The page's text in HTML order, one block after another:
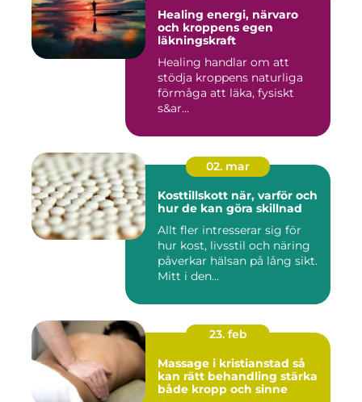
Healing energi, närvaro
och kroppens egen
läkningskraft
Healing handlar om att
stödja kroppens naturliga
förmåga att läka, fysiskt
s&ar...
02. mar
Kosttillskott när, varför och
hur de kan göra skillnad
Allt fler intresserar sig för
hur kost, livsstil och näring
påverkar hälsan på lång sikt.
Mitt i den...
23. feb
Massage i kristianstad så
kan rätt behandling stärka
både kropp och sinne